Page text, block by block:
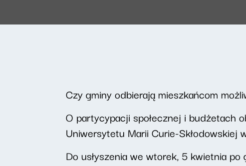
Czy gminy odbierają mieszkańcom
O partycypacji społecznej i budżetach
Uniwersytetu Marii Curie-Skłodowskiej
Do usłyszenia we wtorek, 5 kwietnia po